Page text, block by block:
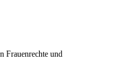
Frauenrechte und